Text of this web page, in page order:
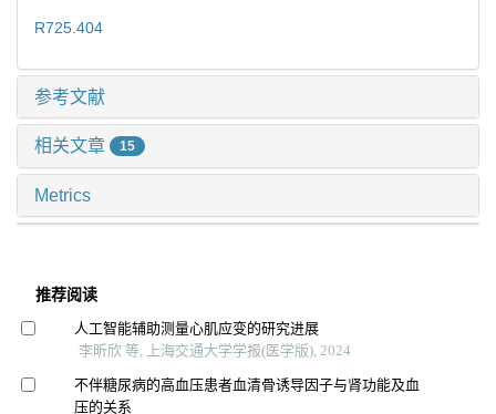
R725.404
参考文献
相关文章 15
Metrics
推荐阅读
人工智能辅助测量心肌应变的研究进展
李昕欣 等, 上海交通大学学报(医学版), 2024
不伴糖尿病的高血压患者血清骨诱导因子与肾功能及血
压的关系